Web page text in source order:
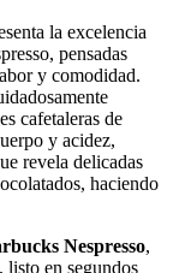
la excelencia
pensadas
y comodidad.
cafetaleras de
y acidez,
revela delicadas
haciendo
Nespresso,
listo en segundos